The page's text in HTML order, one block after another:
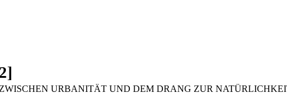
URBANITÄT UND DEM DRANG ZUR